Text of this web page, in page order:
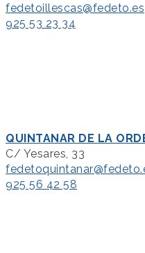
fedetoillescas@fedeto.es
925 53 23 34
QUINTANAR DE LA
C/ Yesares, 33
925 56 42 58